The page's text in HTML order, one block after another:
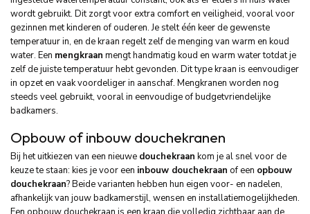
wordt gebruikt. Dit zorgt voor extra comfort en veiligheid, vooral voor
gezinnen met kinderen of ouderen. Je stelt één keer de gewenste
temperatuur in, en de kraan regelt zelf de menging van warm en koud
water. Een mengkraan mengt handmatig koud en warm water totdat je
zelf de juiste temperatuur hebt gevonden. Dit type kraan is eenvoudiger
in opzet en vaak voordeliger in aanschaf. Mengkranen worden nog
steeds veel gebruikt, vooral in eenvoudige of budgetvriendelijke
badkamers.
Opbouw of inbouw douchekranen
Bij het uitkiezen van een nieuwe douchekraan kom je al snel voor de
keuze te staan: kies je voor een inbouw douchekraan of een opbouw
douchekraan? Beide varianten hebben hun eigen voor- en nadelen,
afhankelijk van jouw badkamerstijl, wensen en installatie­mogelijkheden.